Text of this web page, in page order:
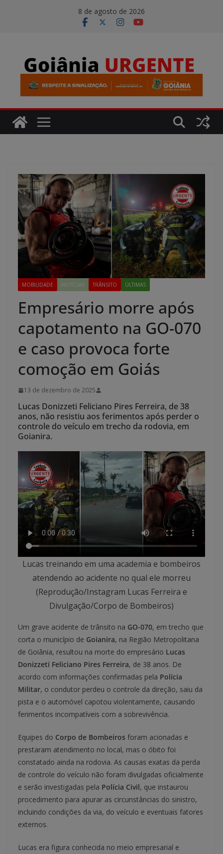
8 de agosto de 2026
MOBILIDADE NOTÍCIAS TRÂNSITO ÚLTIMAS
Empresário morre após
capotamento na GO-070
e caso provoca forte
comoção em Goiás
13 de dezembro de 2025
Lucas Donizzeti Feliciano Pires Ferreira, de 38
anos, não resistiu aos ferimentos após perder o
controle do veículo em trecho da rodovia, em
Goianira.
Lucas treinando em uma academia e bombeiros
atendendo ao acidente no qual ele morreu
(Reprodução/Instagram Lucas Ferreira e
Divulgação/Corpo de Bombeiros)
Um grave acidente de trânsito na GO-070, em trecho que
corta o município de Goianira, na Região Metropolitana
de Goiânia, resultou na morte do empresário Lucas
Donizzeti Feliciano Pires Ferreira, de 38 anos. De
acordo com informações confirmadas pela Polícia
Militar, o condutor perdeu o controle da direção, saiu da
pista e o automóvel capotou violentamente, causando
ferimentos incompatíveis com a sobrevivência.
Equipes do Corpo de Bombeiros foram acionadas e
prestaram atendimento no local, mas o óbito foi
constatado ainda na rodovia. As causas exatas da perda
de controle do veículo não foram divulgadas oficialmente
e serão investigadas pela Polícia Civil, que instaurou
procedimento para apurar as circunstâncias do sinistro,
incluindo condições da via, do veículo e eventuais fatores
externos.
Lucas era figura conhecida no meio empresarial e
modal-check